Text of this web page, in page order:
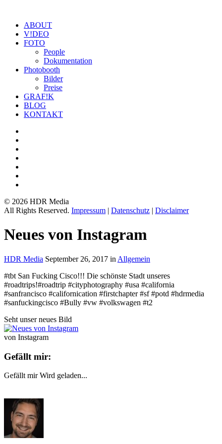
ABOUT
V!DEO
FOTO
People
Dokumentation
Photobooth
Bilder
Preise
GRAF!K
BLOG
KONTAKT
© 2026 HDR Media
All Rights Reserved. Impressum | Datenschutz | Disclaimer
Neues von Instagram
HDR Media September 26, 2017 in Allgemein
#tbt San Fucking Cisco!!! Die schönste Stadt unseres
#roadtrips!#roadtrip #cityphotography #usa #california
#sanfrancisco #californication #firstchapter #sf #potd #hdrmedia
#sanfuckingcisco #Bully #vw #volkswagen #t2
Seht unser neues Bild
von Instagram
Gefällt mir:
Gefällt mir Wird geladen...